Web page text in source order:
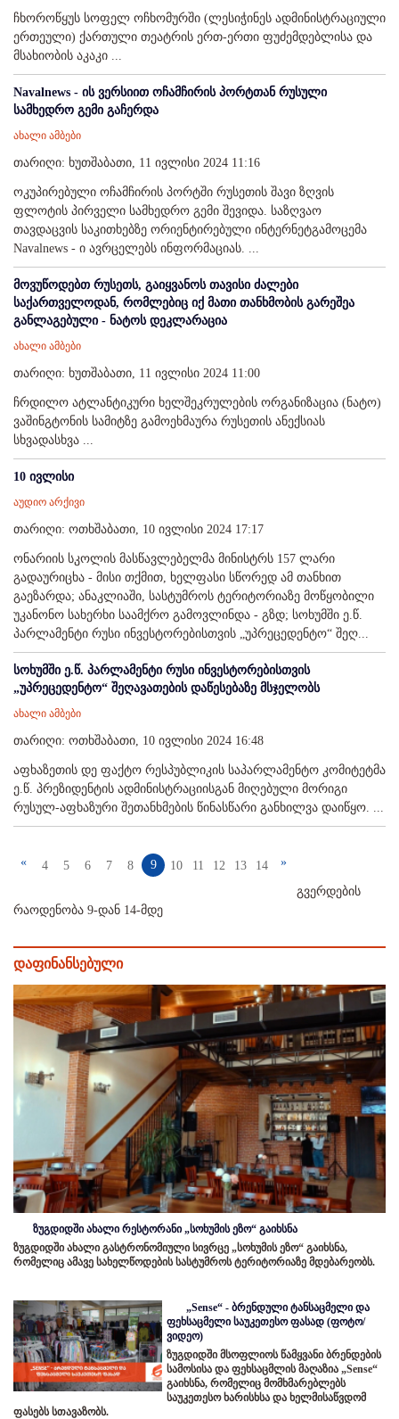
ჩხოროწყუს სოფელ ოჩხომურში (ლესიჭინეს ადმინისტრაციული
ერთეული) ქართული თეატრის ერთ-ერთი ფუძემდებლისა და
მსახიობის აკაკი ...
Navalnews - ის ვერსიით ოჩამჩირის პორტთან რუსული
სამხედრო გემი გაჩერდა
ახალი ამბები
თარიღი: ხუთშაბათი, 11 ივლისი 2024 11:16
ოკუპირებული ოჩამჩირის პორტში რუსეთის შავი ზღვის
ფლოტის პირველი სამხედრო გემი შევიდა. საზღვაო
თავდაცვის საკითხებზე ორიენტირებული ინტერნეტგამოცემა
Navalnews - ი ავრცელებს ინფორმაციას. ...
მოვუწოდებთ რუსეთს, გაიყვანოს თავისი ძალები
საქართველოდან, რომლებიც იქ მათი თანხმობის გარეშეა
განლაგებული - ნატოს დეკლარაცია
ახალი ამბები
თარიღი: ხუთშაბათი, 11 ივლისი 2024 11:00
ჩრდილო ატლანტიკური ხელშეკრულების ორგანიზაცია (ნატო)
ვაშინგტონის სამიტზე გამოეხმაურა რუსეთის ანექსიას
სხვადასხვა ...
10 ივლისი
აუდიო არქივი
თარიღი: ოთხშაბათი, 10 ივლისი 2024 17:17
ონარიის სკოლის მასწავლებელმა მინისტრს 157 ლარი
გადაურიცხა - მისი თქმით, ხელფასი სწორედ ამ თანხით
გაეზარდა; ანაკლიაში, სასტუმროს ტერიტორიაზე მოწყობილი
უკანონო სახერხი საამქრო გამოვლინდა - გზდ; სოხუმში ე.წ.
პარლამენტი რუსი ინვესტორებისთვის „უპრეცედენტო“ შეღ...
სოხუმში ე.წ. პარლამენტი რუსი ინვესტორებისთვის
„უპრეცედენტო“ შეღავათების დაწესებაზე მსჯელობს
ახალი ამბები
თარიღი: ოთხშაბათი, 10 ივლისი 2024 16:48
აფხაზეთის დე ფაქტო რესპუბლიკის საპარლამენტო კომიტეტმა
ე.წ. პრეზიდენტის ადმინისტრაციისგან მიღებული მორიგი
რუსულ-აფხაზური შეთანხმების წინასწარი განხილვა დაიწყო. ...
« 4 5 6 7 8 9 10 11 12 13 14 »
გვერდების
რაოდენობა 9-დან 14-მდე
დაფინანსებული
ზუგდიდში ახალი რესტორანი „სოხუმის ეზო“ გაიხსნა
ზუგდიდში ახალი გასტრონომიული სივრცე „სოხუმის ეზო“ გაიხსნა,
რომელიც ამავე სახელწოდების სასტუმროს ტერიტორიაზე მდებარეობს.
„Sense“ - ბრენდული ტანსაცმელი და
ფეხსაცმელი საუკეთესო ფასად (ფოტო/
ვიდეო)
ზუგდიდში მსოფლიოს წამყვანი ბრენდების
სამოსისა და ფეხსაცმლის მაღაზია „Sense“
გაიხსნა, რომელიც მომხმარებლებს
საუკეთესო ხარისხსა და ხელმისაწვდომ
ფასებს სთავაზობს.